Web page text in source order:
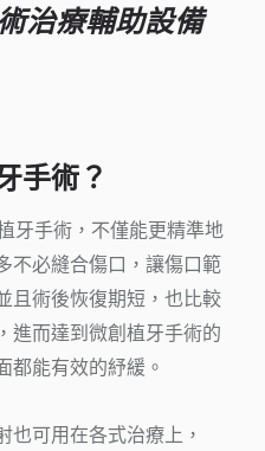
治療輔助設備
手術？
牙手術，不僅能更精準地
不必縫合傷口，讓傷口範
且術後恢復期短，也比較
進而達到微創植牙手術的
都能有效的紓緩。
也可用在各式治療上，